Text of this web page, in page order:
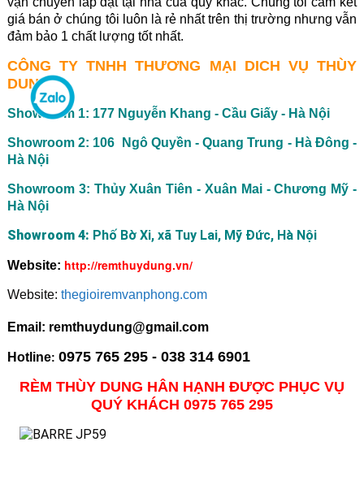
giá bán ở chúng tôi luôn là rẻ nhất trên thị trường nhưng vẫn
đảm bảo 1 chất lượng tốt nhất.
CÔNG TY TNHH THƯƠNG MẠI DICH VỤ THÙY
DUNG
Showroom 1: 177 Nguyễn Khang - Cầu Giấy - Hà Nội
Showroom 2: 106 Ngô Quyền - Quang Trung - Hà Đông -
Hà Nội
Showroom 3: Thủy Xuân Tiên - Xuân Mai - Chương Mỹ -
Hà Nội
Showroom 4: Phố Bờ Xi, xã Tuy Lai, Mỹ Đức, Hà Nội
Website: http://remthuydung.vn/
Website: thegioiremvanphong.com
Email: remthuydung@gmail.com
Hotline: 0975 765 295 - 038 314 6901
RÈM THÙY DUNG HÂN HẠNH ĐƯỢC PHỤC VỤ
QUÝ KHÁCH 0975 765 295